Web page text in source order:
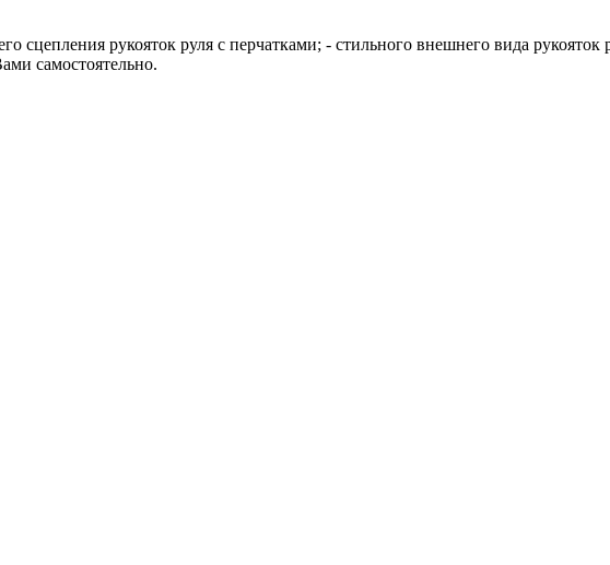
рукояток руля с перчатками; - стильного внешнего вида рукояток
самостоятельно.